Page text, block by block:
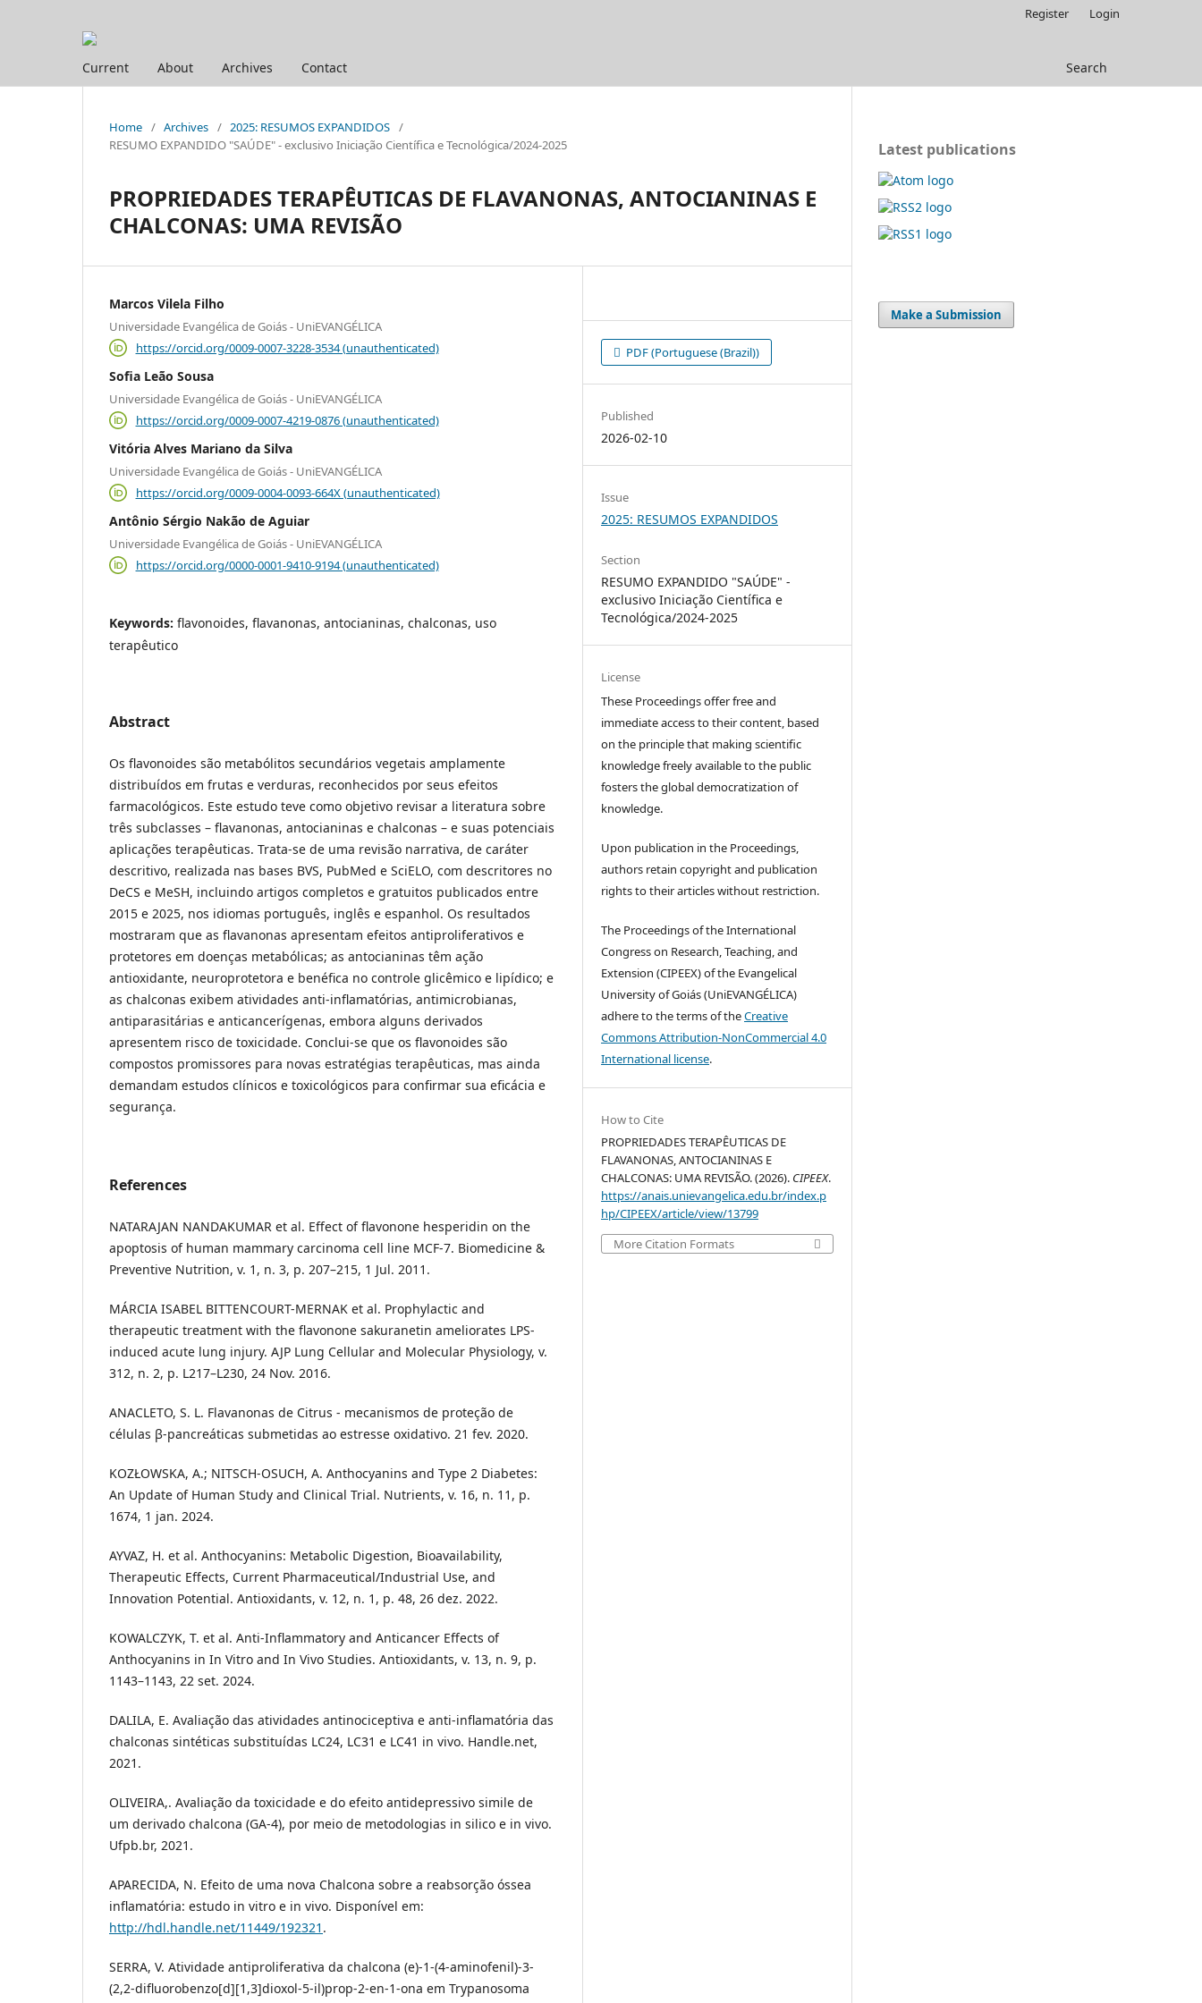
Current About Archives Contact Search
Register Login
Home / Archives / 2025: RESUMOS EXPANDIDOS /
RESUMO EXPANDIDO "SAÚDE" - exclusivo Iniciação Científica e Tecnológica/2024-2025
PROPRIEDADES TERAPÊUTICAS DE FLAVANONAS, ANTOCIANINAS E
CHALCONAS: UMA REVISÃO
Marcos Vilela Filho
Universidade Evangélica de Goiás - UniEVANGÉLICA
https://orcid.org/0009-0007-3228-3534 (unauthenticated)
Sofia Leão Sousa
Universidade Evangélica de Goiás - UniEVANGÉLICA
https://orcid.org/0009-0007-4219-0876 (unauthenticated)
Vitória Alves Mariano da Silva
Universidade Evangélica de Goiás - UniEVANGÉLICA
https://orcid.org/0009-0004-0093-664X (unauthenticated)
Antônio Sérgio Nakão de Aguiar
Universidade Evangélica de Goiás - UniEVANGÉLICA
https://orcid.org/0000-0001-9410-9194 (unauthenticated)
Keywords: flavonoides, flavanonas, antocianinas, chalconas, uso
terapêutico
Abstract
Os flavonoides são metabólitos secundários vegetais amplamente
distribuídos em frutas e verduras, reconhecidos por seus efeitos
farmacológicos. Este estudo teve como objetivo revisar a literatura sobre
três subclasses – flavanonas, antocianinas e chalconas – e suas potenciais
aplicações terapêuticas. Trata-se de uma revisão narrativa, de caráter
descritivo, realizada nas bases BVS, PubMed e SciELO, com descritores no
DeCS e MeSH, incluindo artigos completos e gratuitos publicados entre
2015 e 2025, nos idiomas português, inglês e espanhol. Os resultados
mostraram que as flavanonas apresentam efeitos antiproliferativos e
protetores em doenças metabólicas; as antocianinas têm ação
antioxidante, neuroprotetora e benéfica no controle glicêmico e lipídico; e
as chalconas exibem atividades anti-inflamatórias, antimicrobianas,
antiparasitárias e anticancerígenas, embora alguns derivados
apresentem risco de toxicidade. Conclui-se que os flavonoides são
compostos promissores para novas estratégias terapêuticas, mas ainda
demandam estudos clínicos e toxicológicos para confirmar sua eficácia e
segurança.
References
NATARAJAN NANDAKUMAR et al. Effect of flavonone hesperidin on the
apoptosis of human mammary carcinoma cell line MCF-7. Biomedicine &
Preventive Nutrition, v. 1, n. 3, p. 207–215, 1 Jul. 2011.
MÁRCIA ISABEL BITTENCOURT-MERNAK et al. Prophylactic and
therapeutic treatment with the flavonone sakuranetin ameliorates LPS-
induced acute lung injury. AJP Lung Cellular and Molecular Physiology, v.
312, n. 2, p. L217–L230, 24 Nov. 2016.
ANACLETO, S. L. Flavanonas de Citrus - mecanismos de proteção de
células β-pancreáticas submetidas ao estresse oxidativo. 21 fev. 2020.
KOZŁOWSKA, A.; NITSCH-OSUCH, A. Anthocyanins and Type 2 Diabetes:
An Update of Human Study and Clinical Trial. Nutrients, v. 16, n. 11, p.
1674, 1 jan. 2024.
AYVAZ, H. et al. Anthocyanins: Metabolic Digestion, Bioavailability,
Therapeutic Effects, Current Pharmaceutical/Industrial Use, and
Innovation Potential. Antioxidants, v. 12, n. 1, p. 48, 26 dez. 2022.
KOWALCZYK, T. et al. Anti-Inflammatory and Anticancer Effects of
Anthocyanins in In Vitro and In Vivo Studies. Antioxidants, v. 13, n. 9, p.
1143–1143, 22 set. 2024.
DALILA, E. Avaliação das atividades antinociceptiva e anti-inflamatória das
chalconas sintéticas substituídas LC24, LC31 e LC41 in vivo. Handle.net,
2021.
OLIVEIRA,. Avaliação da toxicidade e do efeito antidepressivo simile de
um derivado chalcona (GA-4), por meio de metodologias in silico e in vivo.
Ufpb.br, 2021.
APARECIDA, N. Efeito de uma nova Chalcona sobre a reabsorção óssea
inflamatória: estudo in vitro e in vivo. Disponível em:
http://hdl.handle.net/11449/192321 .
SERRA, V. Atividade antiproliferativa da chalcona (e)-1-(4-aminofenil)-3-
(2,2-difluorobenzo[d][1,3]dioxol-5-il)prop-2-en-1-ona em Trypanosoma
PDF (Portuguese (Brazil))
Published
2026-02-10
Issue
2025: RESUMOS EXPANDIDOS
Section
RESUMO EXPANDIDO "SAÚDE" -
exclusivo Iniciação Científica e
Tecnológica/2024-2025
License
These Proceedings offer free and
immediate access to their content, based
on the principle that making scientific
knowledge freely available to the public
fosters the global democratization of
knowledge.
Upon publication in the Proceedings,
authors retain copyright and publication
rights to their articles without restriction.
The Proceedings of the International
Congress on Research, Teaching, and
Extension (CIPEEX) of the Evangelical
University of Goiás (UniEVANGÉLICA)
adhere to the terms of theCreative
Commons Attribution-NonCommercial 4.0
International license.
How to Cite
PROPRIEDADES TERAPÊUTICAS DE
FLAVANONAS, ANTOCIANINAS E
CHALCONAS: UMA REVISÃO. (2026). CIPEEX.
https://anais.unievangelica.edu.br/index.p
hp/CIPEEX/article/view/13799
More Citation Formats
Latest publications
Make a Submission